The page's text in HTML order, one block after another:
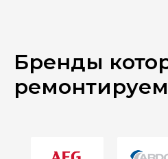
Бренды
ремонтируем